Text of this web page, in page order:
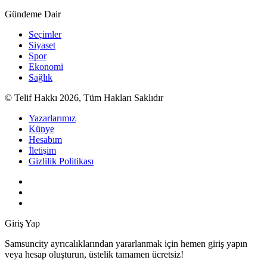
Gündeme Dair
Seçimler
Siyaset
Spor
Ekonomi
Sağlık
© Telif Hakkı 2026, Tüm Hakları Saklıdır
Yazarlarımız
Künye
Hesabım
İletişim
Gizlilik Politikası
Giriş Yap
Samsuncity ayrıcalıklarından yararlanmak için hemen giriş yapın
veya hesap oluşturun, üstelik tamamen ücretsiz!